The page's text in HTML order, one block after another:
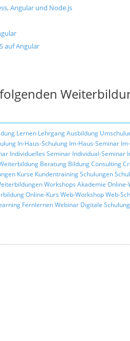
Angular und Node.js
auf Angular
Lernen LehrgangAusbildung
In-Haus-Schulung Im-Haus-Seminar
Individuelles Seminar Individual-Seminar
Beratung BildungConsulting
Kurse KundentrainingSchulungen
Workshops Akademie Online-
Online-Kurs Web-WorkshopWeb-
FernlernenWebinar Digitale Schulung